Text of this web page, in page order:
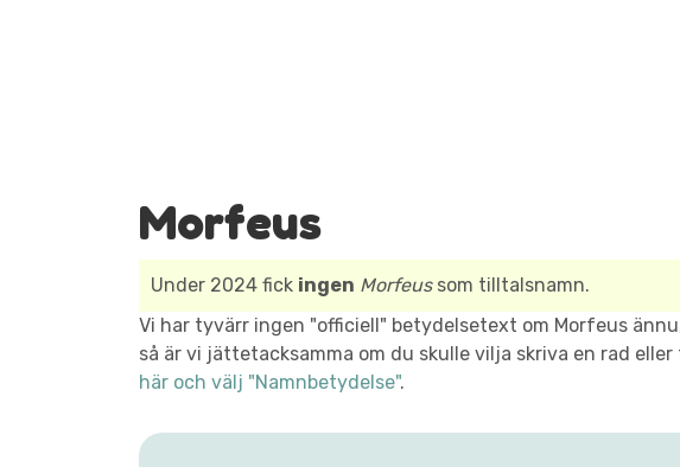
Morfeus
Under 2024 fick ingen Morfeussom tilltalsnamn.
Vi har tyvärr ingen "officiell" betydelsetext om Morfeus
så är vi jättetacksamma om du skulle vilja skriva en rad
här och välj "Namnbetydelse".